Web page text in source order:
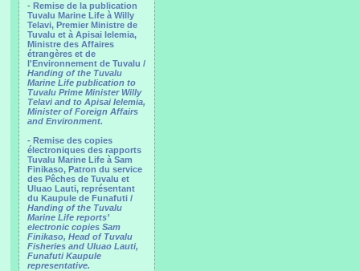
- Remise de la publication
Tuvalu Marine Life à Willy
Telavi, Premier Ministre de
Tuvalu et à Apisai Ielemia,
Ministre des Affaires
étrangères et de
l'Environnement de Tuvalu /
Handing of the Tuvalu
Marine Life publication to
Tuvalu Prime Minister Willy
Telavi and to Apisai Ielemia,
Minister of Foreign Affairs
and Environment.
- Remise des copies
électroniques des rapports
Tuvalu Marine Life à Sam
Finikaso, Patron du service
des Pêches de Tuvalu et
Uluao Lauti, représentant
du Kaupule de Funafuti /
Handing of the Tuvalu
Marine Life reports’
electronic copies Sam
Finikaso, Head of Tuvalu
Fisheries and Uluao Lauti,
Funafuti Kaupule
representative.